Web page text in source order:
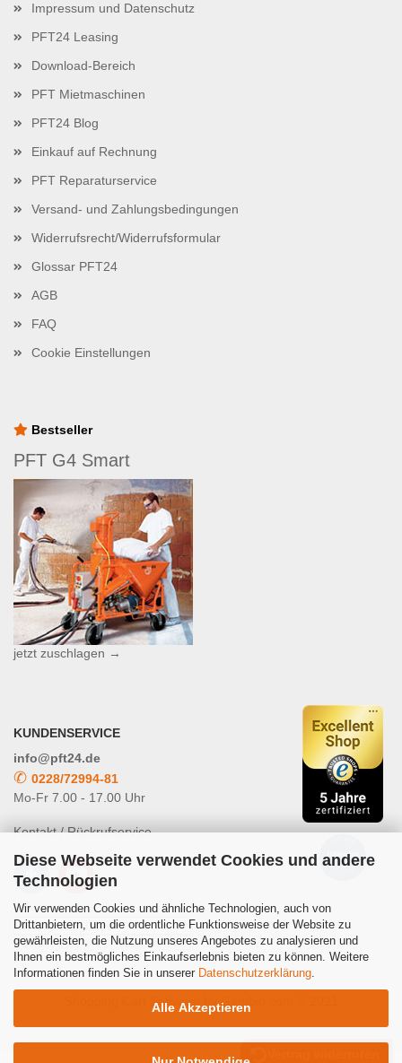
Diese Webseite verwendet Cookies und andere
Technologien
Wir verwenden Cookies und ähnliche Technologien, auch von
Drittanbietern, um die ordentliche Funktionsweise der Website zu
gewährleisten, die Nutzung unseres Angebotes zu analysieren und
Ihnen ein bestmögliches Einkaufserlebnis bieten zu können. Weitere
Informationen finden Sie in unserer Datenschutzerklärung
Alle Akzeptieren
Impressum und Datenschutz
PFT24 Leasing
Download-Bereich
PFT Mietmaschinen
PFT24 Blog
Einkauf auf Rechnung
PFT Reparaturservice
Versand- und Zahlungsbedingungen
Widerrufsrecht/Widerrufsformular
Glossar PFT24
AGB
FAQ
Cookie Einstellungen
Bestseller
PFT G4 Smart
jetzt zuschlagen →
KUNDENSERVICE
info@pft24.de
✆ 0228/72994-81
Mo-Fr 7.00 - 17.00 Uhr
Kontakt / Rückrufservice
Powered by Translate
Shopping Cart Software by Gambio.com © 2021